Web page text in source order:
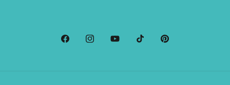
Facebook
Instagram
YouTubeTikTokPinterest